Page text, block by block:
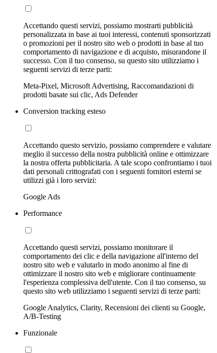
Accettando questi servizi, possiamo mostrarti pubblicità
personalizzata in base ai tuoi interessi, contenuti sponsorizzati
o promozioni per il nostro sito web o prodotti in base al tuo
comportamento di navigazione e di acquisto, misurandone il
successo. Con il tuo consenso, su questo sito utilizziamo i
seguenti servizi di terze parti:
Meta-Pixel, Microsoft Advertising, Raccomandazioni di
prodotti basate sui clic, Ads Defender
Conversion tracking esteso
Accettando questo servizio, possiamo comprendere e valutare
meglio il successo della nostra pubblicità online e ottimizzare
la nostra offerta pubblicitaria. A tale scopo confrontiamo i tuoi
dati personali crittografati con i seguenti fornitori esterni se
utilizzi già i loro servizi:
Google Ads
Performance
Accettando questi servizi, possiamo monitorare il
comportamento dei clic e della navigazione all'interno del
nostro sito web e valutarlo in modo anonimo al fine di
ottimizzare il nostro sito web e migliorare continuamente
l'esperienza complessiva dell'utente. Con il tuo consenso, su
questo sito web utilizziamo i seguenti servizi di terze parti:
Google Analytics, Clarity, Recensioni dei clienti su Google,
A/B-Testing
Funzionale